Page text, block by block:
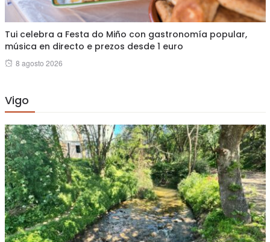
Tui celebra a Festa do Miño con gastronomía popular,
música en directo e prezos desde 1 euro
Posted
8 agosto 2026
Vigo